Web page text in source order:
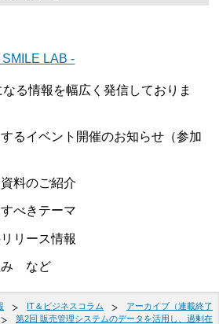
LAB -
る情報を幅広く発信しておりま
るイベント開催のお知らせ（参加
料のご紹介
べきテーマ
リース情報
み など
IT＆ビジネスコラム
アーカイブ（連載終了
第2回 販売管理システムのデータを活用し、過剰在